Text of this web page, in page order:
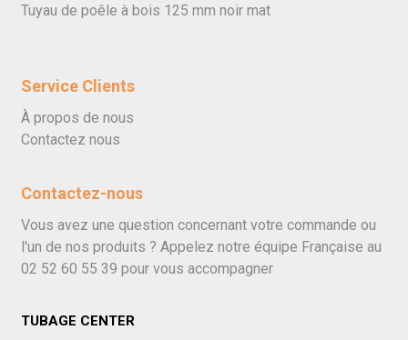
Tuyau de poêle à bois 125 mm noir mat
Service Clients
À propos de nous
Contactez nous
Contactez-nous
Vous avez une question concernant votre commande ou
l'un de nos produits ? Appelez notre équipe Française au
02 52 60 55 39 pour vous accompagner
TUBAGE CENTER